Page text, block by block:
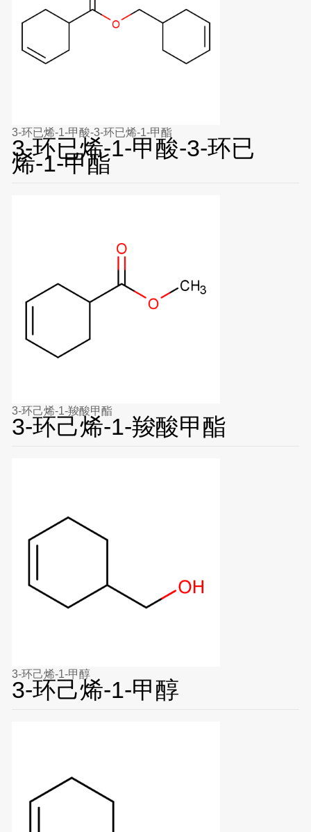
3-环已烯-1-甲酸-3-环已烯-1-甲酯
3-环已烯-1-甲酸-3-环已
烯-1-甲酯
3-环己烯-1-羧酸甲酯
3-环己烯-1-羧酸甲酯
3-环己烯-1-甲醇
3-环己烯-1-甲醇